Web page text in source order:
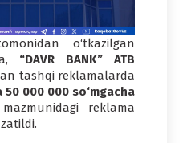
o‘tkazilgan
“DAVR BANK” ATB
tashqi reklamalarda
000 000 so‘mgacha
mazmunidagi reklama